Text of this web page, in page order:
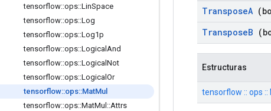
tensorflow::ops::LinSpace
tensorflow::ops::Log
tensorflow::ops::Log1p
tensorflow::ops::Logical And
tensorflow::ops::Logical Not
tensorflow::ops::Logical Or
tensorflow::ops::MatMul
tensorflow::ops::MatMul ::Attrs
TransposeA
TransposeB
Estructuras
tensorflow :: ops